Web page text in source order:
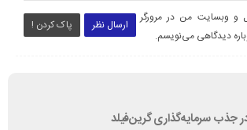
ارسال نظر پاک کردن !
و وبسایت من در مرورگر
دیدگاهی می‌نویسم.
جذب سرمایه‌گذاری گرین‌فیلد